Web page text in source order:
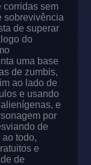
corridas sem
sobrevivência
de superar
do
uma base
de zumbis,
ao lado de
e usando
e
por
de
todo,
e
de